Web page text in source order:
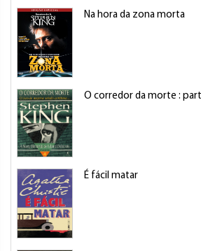
Na hora da zona morta
O corredor da morte :
É fácil matar